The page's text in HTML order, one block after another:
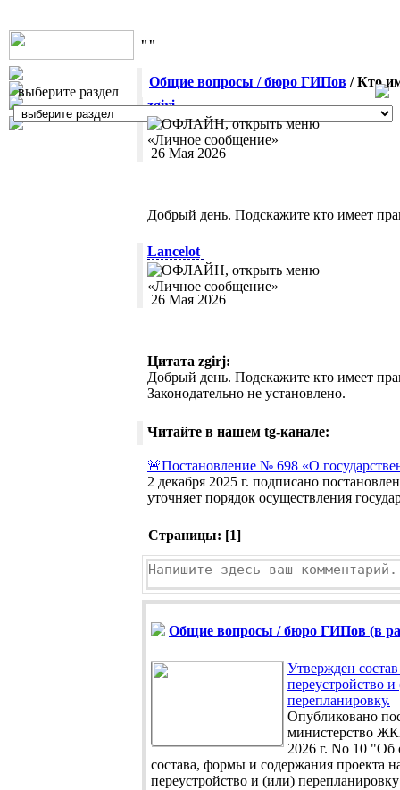
выберите раздел
""
Общие вопросы / бюро ГИПов / Кто
zgirj
26 Мая 2026
Добрый день. Подскажите кто имеет
Lancelot
26 Мая 2026
Цитата zgirj:
Добрый день. Подскажите кто имеет
Законодательно не установлено.
Читайте в нашем tg-канале:
🚨Постановление № 698 «О
2 декабря 2025 г. подписано
уточняет порядок осуществления
Страницы: [1]
Общие вопросы / бюро ГИПов (в
Утвержден
переустройство
перепланировку.
Опубликовано
министерство
2026 г. No 10 "Об
состава, формы и содержания проекта
переустройство и (или)